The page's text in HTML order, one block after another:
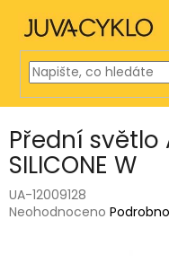
obsah
Přední světlo
SILICONE W
UA-12009128
Průměrné
Neohodnoceno